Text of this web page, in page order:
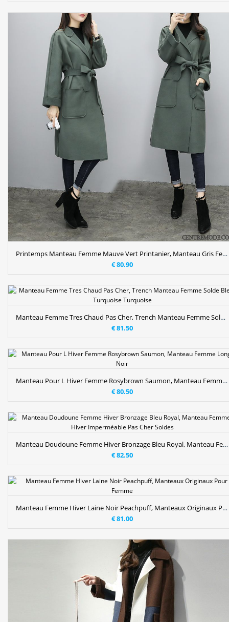
Printemps Manteau Femme Mauve Vert Printanier, Manteau Gris Femme Hiver France
€ 80.90
Manteau Femme Tres Chaud Pas Cher, Trench Manteau Femme Solde Bleu Turquoise Turquoise
€ 81.50
Manteau Pour L Hiver Femme Rosybrown Saumon, Manteau Femme Long Noir
€ 80.50
Manteau Doudoune Femme Hiver Bronzage Bleu Royal, Manteau Femme Hiver Imperméable Pas Cher Soldes
€ 82.50
Manteau Femme Hiver Laine Noir Peachpuff, Manteaux Originaux Pour Femme
€ 81.00